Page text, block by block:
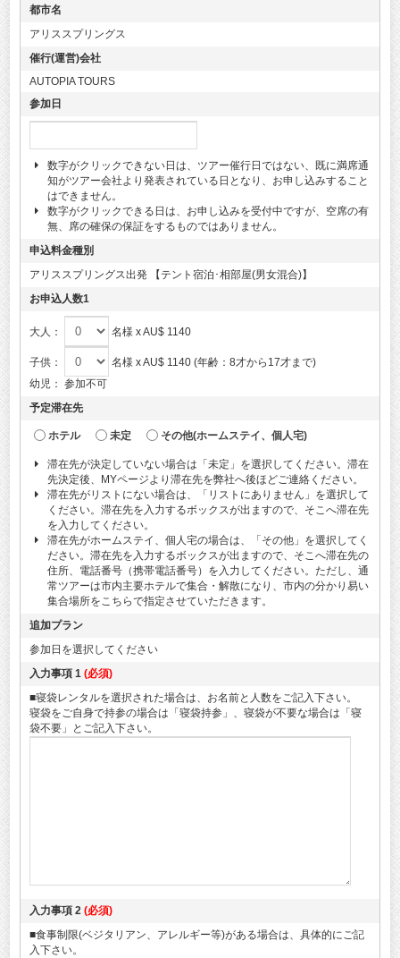
都市名
アリススプリングス
催行(運営)会社
AUTOPIA TOURS
参加日
数字がクリックできない日は、ツアー催行日ではない、既に満席通
知がツアー会社より発表されている日となり、お申し込みすること
はできません。
数字がクリックできる日は、お申し込みを受付中ですが、空席の有
無、席の確保の保証をするものではありません。
申込料金種別
アリススプリングス出発 【テント宿泊･相部屋(男女混合)】
お申込人数1
大人： 名様 x AU$ 1140
子供：
名様 x AU$ 1140 (年齢：8才から17才まで)
幼児： 参加不可
予定滞在先
ホテル 未定 その他(ホームステイ、個人宅)
滞在先が決定していない場合は「未定」を選択してください。滞在
先決定後、MYページより滞在先を弊社へ後ほどご連絡ください。
滞在先がリストにない場合は、「リストにありません」を選択して
ください。滞在先を入力するボックスが出ますので、そこへ滞在先
を入力してください。
滞在先がホームステイ、個人宅の場合は、「その他」を選択してく
ださい。滞在先を入力するボックスが出ますので、そこへ滞在先の
住所、電話番号（携帯電話番号）を入力してください。ただし、通
常ツアーは市内主要ホテルで集合・解散になり、市内の分かり易い
集合場所をこちらで指定させていただきます。
追加プラン
参加日を選択してください
入力事項 1 (必須)
■寝袋レンタルを選択された場合は、お名前と人数をご記入下さい。
寝袋をご自身で持参の場合は「寝袋持参」、寝袋が不要な場合は「寝
袋不要」とご記入下さい。
入力事項 2 (必須)
■食事制限(ベジタリアン、アレルギー等)がある場合は、具体的にご記
入下さい。